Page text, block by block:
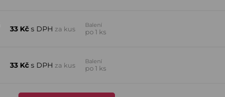
33 Kč s DPH za kus Balení
po 1 ks
33 Kč s DPH za kus Balení
po 1 ks